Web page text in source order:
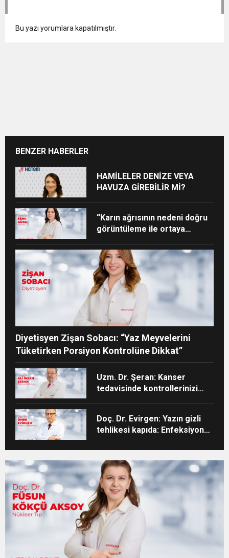
Bu yazı yorumlara kapatılmıştır.
BENZER HABERLER
HAMİLELER DENİZE VEYA
HAVUZA GİREBİLİR Mİ?
“Karın ağrısının nedeni doğru
görüntüleme ile ortaya
Diyetisyen Zişan Sobacı: “Yaz Meyvelerini
Tüketirken Porsiyon Kontrolüne Dikkat”
Uzm. Dr. Şeran: Kanser
tedavisinde kontrollerinizi
Doç. Dr. Evirgen: Yazın gizli
tehlikesi kapıda: Enfeksiyon